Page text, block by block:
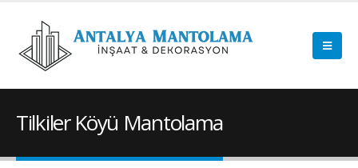
Tilkiler Köyü Mantolama